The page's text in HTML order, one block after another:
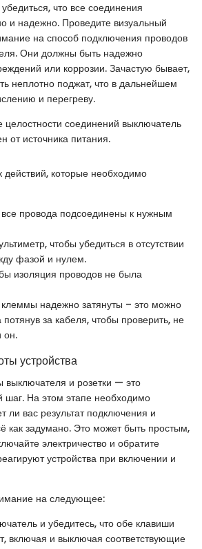
что все соединения
и надежно. Проведите визуальный
на способ подключения проводов
Они должны быть надежно
или коррозии. Зачастую бывает,
неплотно поджат, что в дальнейшем
и перегреву.
соединений выключатель
от источника питания.
которые необходимо
все провода подсоединены к нужным
чтобы убедиться в отсутствии
фазой и нулем.
изоляция проводов не была
клеммы надежно затянуты – это можно
потянув за кабеля, чтобы проверить, не
он.
устройства
выключателя и розетки — это
На этом этапе необходимо
ли вас результат подключения и
как задумано. Это может быть простым,
электричество и обратите
устройства при включении и
на следующее:
и убедитесь, что обе клавиши
включая и выключая соответствующие